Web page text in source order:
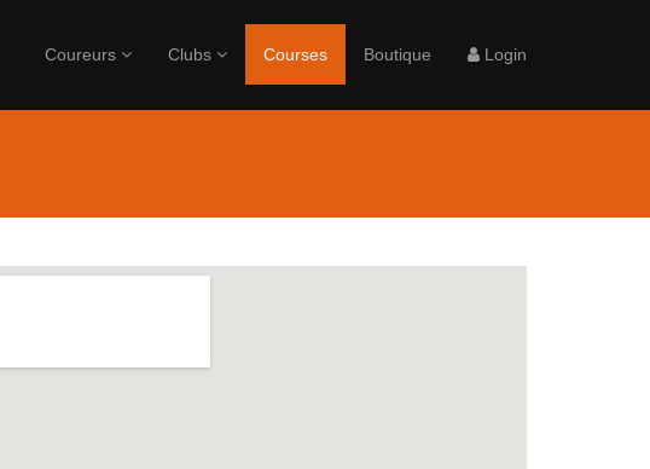
Coureurs Clubs Courses Boutique Login